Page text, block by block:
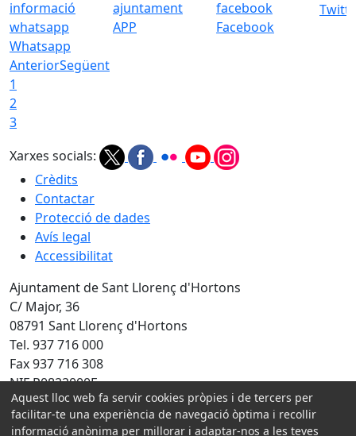
Whatsapp
APP Facebook
AnteriorSegüent
1
2
3
Xarxes socials:
Crèdits
Contactar
Protecció de dades
Avís legal
Accessibilitat
Ajuntament de Sant Llorenç d'Hortons
C/ Major, 36
08791 Sant Llorenç d'Hortons
Tel. 937 716 000
Fax 937 716 308
NIF P0822000F
Amb la col·laboració de:
Aquest lloc web fa servir cookies pròpies i de tercers per
facilitar-te una experiència de navegació òptima i recollir
informació anònima per millorar i adaptar-nos a les teves